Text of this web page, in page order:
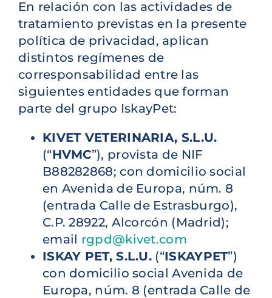
En relación con las actividades de
tratamiento previstas en la presente
política de privacidad, aplican
distintos regímenes de
corresponsabilidad entre las
siguientes entidades que forman
parte del grupo IskayPet:
KIVET VETERINARIA, S.L.U.
(“HVMC”), provista de NIF
B88282868; con domicilio social
en Avenida de Europa, núm. 8
(entrada Calle de Estrasburgo),
C.P. 28922, Alcorcón (Madrid);
email rgpd@kivet.com
ISKAY PET, S.L.U. (“ISKAYPET”)
con domicilio social Avenida de
Europa, núm. 8 (entrada Calle de